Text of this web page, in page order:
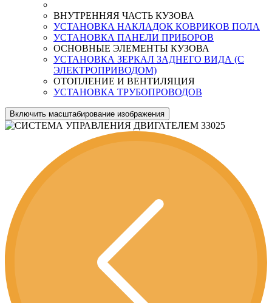
ВНУТРЕННЯЯ ЧАСТЬ КУЗОВА
УСТАНОВКА НАКЛАДОК КОВРИКОВ ПОЛА
УСТАНОВКА ПАНЕЛИ ПРИБОРОВ
ОСНОВНЫЕ ЭЛЕМЕНТЫ КУЗОВА
УСТАНОВКА ЗЕРКАЛ ЗАДНЕГО ВИДА (С
ЭЛЕКТРОПРИВОДОМ)
ОТОПЛЕНИЕ И ВЕНТИЛЯЦИЯ
УСТАНОВКА ТРУБОПРОВОДОВ
Включить масштабирование изображения